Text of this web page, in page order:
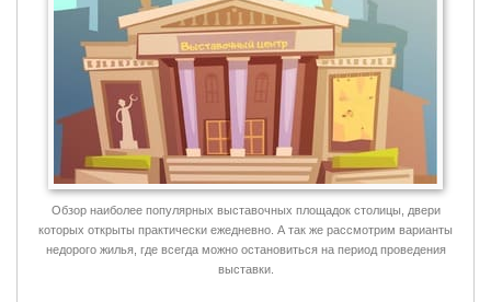
Обзор наиболее популярных выставочных площадок столицы, двери
которых открыты практически ежедневно. А так же рассмотрим варианты
недорого жилья, где всегда можно остановиться на период проведения
выставки.